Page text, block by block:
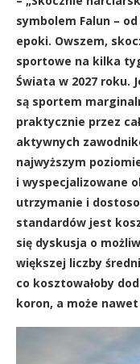
symbolem Falun –
epoki. Owszem,
sportowe na kilka
Świata w 2027 roku.
są sportem
praktycznie przez
aktywnych
najwyższym
i wyspecjalizowane
utrzymanie i
standardów jest
się dyskusja o
większej liczby
co kosztowałoby
koron, a może nawet